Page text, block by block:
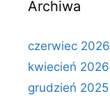
Archiwa
czerwiec 2026
kwiecień 2026
grudzień 2025